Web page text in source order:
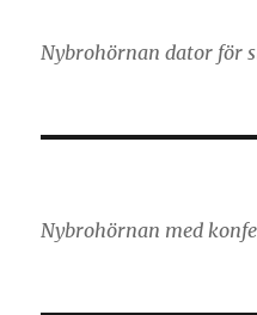
Nybrohörnan dator för
Nybrohörnan med